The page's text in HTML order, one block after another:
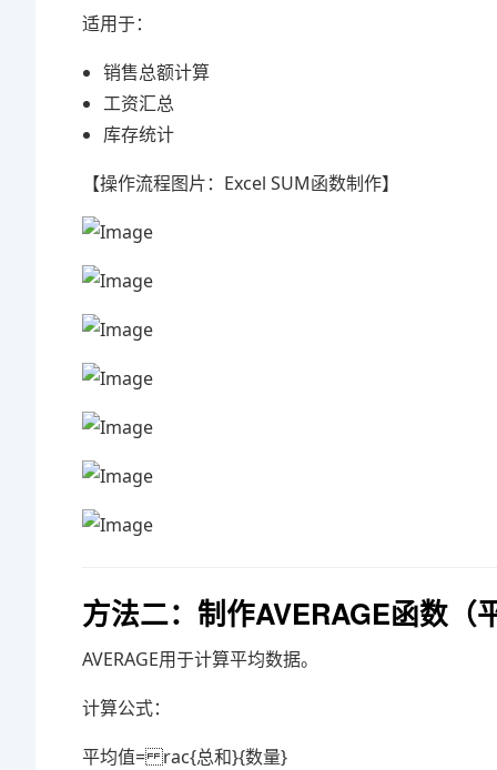
适用于：
销售总额计算
工资汇总
库存统计
【操作流程图片：Excel SUM函数制作】
方法二：制作AVERAGE函数（
AVERAGE用于计算平均数据。
计算公式：
平均值= rac{总和}{数量}